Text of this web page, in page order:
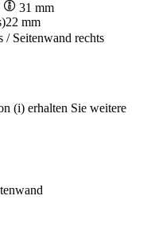
31 mm
22 mm
/ Seitenwand rechts
(i) erhalten Sie weitere